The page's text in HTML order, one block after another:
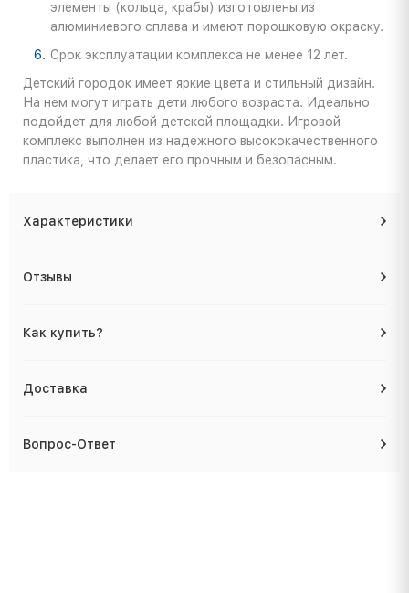
элементы (кольца, крабы) изготовлены из
алюминиевого сплава и имеют порошковую окраску.
Срок эксплуатации комплекса не менее 12 лет.
Детский городок имеет яркие цвета и стильный дизайн.
На нем могут играть дети любого возраста. Идеально
подойдет для любой детской площадки. Игровой
комплекс выполнен из надежного высококачественного
пластика, что делает его прочным и безопасным.
Характеристики
Отзывы
Как купить?
Доставка
Вопрос-Ответ